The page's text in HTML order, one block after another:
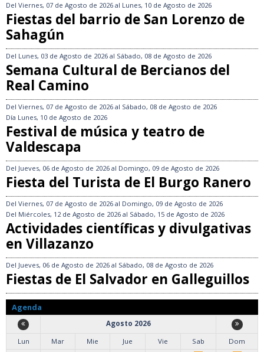
Del Viernes, 07 de Agosto de 2026 al Lunes, 10 de Agosto de 2026
Fiestas del barrio de San Lorenzo de
Sahagún
Del Lunes, 03 de Agosto de 2026 al Sábado, 08 de Agosto de 2026
Semana Cultural de Bercianos del
Real Camino
Del Viernes, 07 de Agosto de 2026 al Sábado, 08 de Agosto de 2026
Día Lunes, 10 de Agosto de 2026
Festival de música y teatro de
Valdescapa
Del Jueves, 06 de Agosto de 2026 al Domingo, 09 de Agosto de 2026
Fiesta del Turista de El Burgo Ranero
Del Viernes, 07 de Agosto de 2026 al Domingo, 09 de Agosto de 2026
Del Miércoles, 12 de Agosto de 2026 al Sábado, 15 de Agosto de 2026
Actividades científicas y divulgativas
en Villazanzo
Del Jueves, 06 de Agosto de 2026 al Sábado, 08 de Agosto de 2026
Fiestas de El Salvador en Galleguillos
Agenda
Agosto 2026
Lun
Mar Mie Jue Vie Sab
Dom